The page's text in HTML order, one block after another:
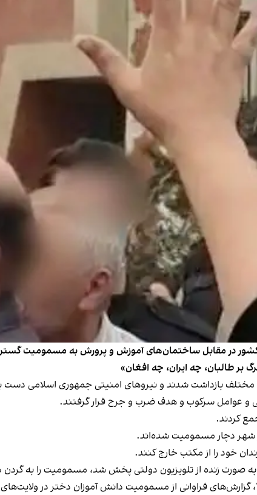
در مقابل ساختمان‌های آموزش و پرورش به مسمومیت
طالبان، چه ایران، چه افغان»
مختلف بازداشت شدند و نیروهای امنیتی جمهوری اسلامی دست
و عوامل سرکوب و هدف ضرب و جرح قرار گرفتند.
کردند.
خود را از مکتب خارج کنند.
صورت زنده از تلویزیون دولتی پخش شد، مسمومیت را به گردن